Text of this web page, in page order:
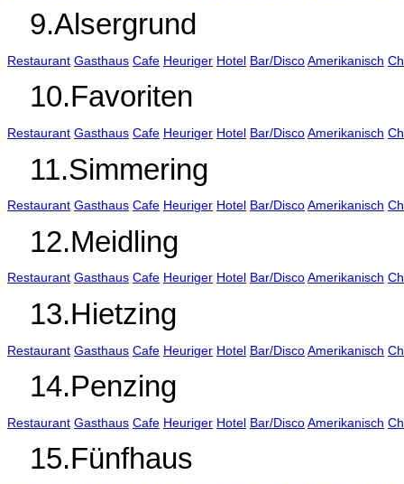
9.Alsergrund
Restaurant Gasthaus Cafe Heuriger Hotel Bar/Disco Amerikanisch
10.Favoriten
Restaurant Gasthaus Cafe Heuriger Hotel Bar/Disco Amerikanisch
11.Simmering
Restaurant Gasthaus Cafe Heuriger Hotel Bar/Disco Amerikanisch
12.Meidling
Restaurant Gasthaus Cafe Heuriger Hotel Bar/Disco Amerikanisch
13.Hietzing
Restaurant Gasthaus Cafe Heuriger Hotel Bar/Disco Amerikanisch
14.Penzing
Restaurant Gasthaus Cafe Heuriger Hotel Bar/Disco Amerikanisch
15.Fünfhaus